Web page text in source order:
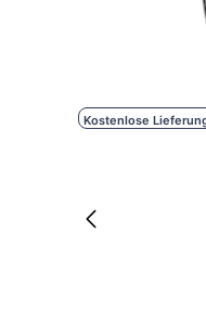
Kostenlose